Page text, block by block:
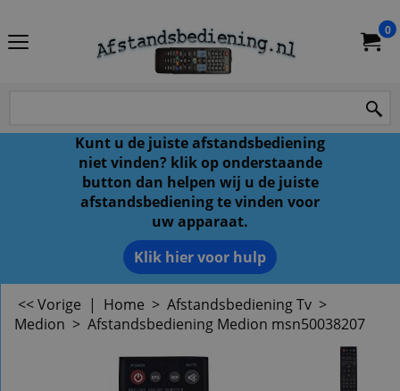
0
Kunt u de juiste afstandsbediening
niet vinden? klik op onderstaande
button dan helpen wij u de juiste
afstandsbediening te vinden voor
uw apparaat.
Klik hier voor hulp
<< Vorige | Home > Afstandsbediening Tv >
Medion > Afstandsbediening Medion msn50038207